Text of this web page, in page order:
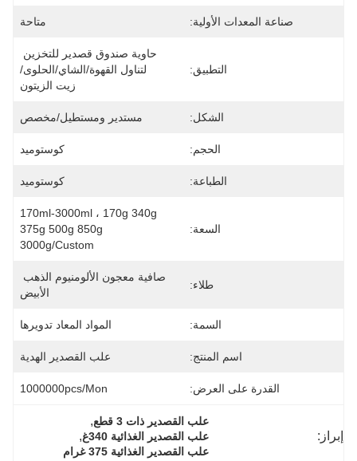
صناعة المعدات الأولية: متاحة
التطبيق:
لتناول القهوة/الشاي/الحلوى/
زيت الزيتون
الشكل: مستدير ومستطيل/مخصص
الحجم: كوستوميد
الطباعة: كوستوميد
السعة:
170ml-3000ml ، 170g 340g
375g 500g 850g
3000g/custom
طلاء:
الأبيض
السمة: المواد المعاد تدويرها
اسم المنتج: علب القصدير الهدية
القدرة على العرض: 1000000pcs/mon
إبراز:
علب القصدير ذات 3 قطع ,
علب القصدير الغذائية 340غ ,
علب القصدير الغذائية 375 غرام